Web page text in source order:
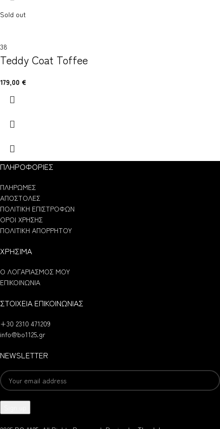
Sold out
38
Teddy Coat Toffee
179,00 €
ΠΛΗΡΟΦΟΡΙΕΣ
ΠΛΗΡΩΜΕΣ
ΑΠΟΣΤΟΛΕΣ
ΠΟΛΙΤΙΚΗ ΕΠΙΣΤΡΟΦΩΝ
ΟΡΟΙ ΧΡΗΣΗΣ
ΠΟΛΙΤΙΚΗ ΑΠΟΡΡΗΤΟΥ
ΧΡΗΣΙΜΑ
Ο ΛΟΓΑΡΙΑΣΜΟΣ ΜΟΥ
ΕΠΙΚΟΙΝΩΝΙΑ
ΣΤΟΙΧΕΙΑ ΕΠΙΚΟΙΝΩΝΙΑΣ
+30 2310 471209
info@bo1125.gr
NEWSLETTER